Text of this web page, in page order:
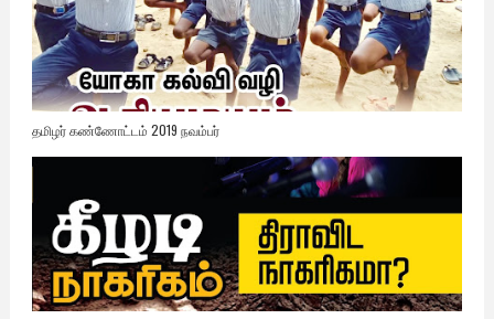
தமிழர் கண்ணோட்டம் 2019 நவம்பர்